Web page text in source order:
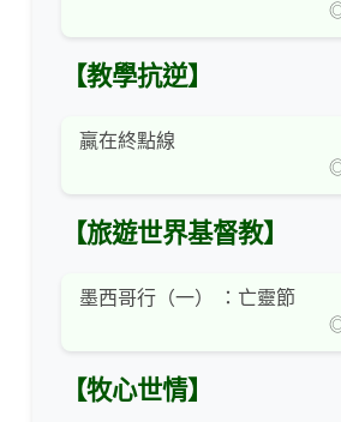
◎
【教學抗逆】
贏在終點線
◎
【旅遊世界基督教】
墨西哥行（一） ：亡靈節
◎
【牧心世情】